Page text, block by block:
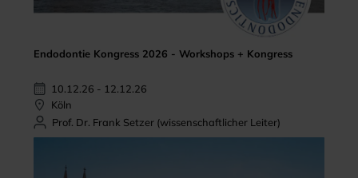
Endodontie Kongress 2026 - Workshops + Kongress
10.12.26 - 12.12.26
Köln
Prof. Dr. Frank Setzer (wissenschaftlicher Leiter)